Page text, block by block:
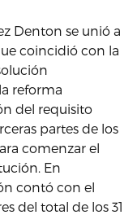
Denton se unió a
coincidió con la
reforma
del requisito
partes de los
comenzar el
En
contó con el
del total de los 31